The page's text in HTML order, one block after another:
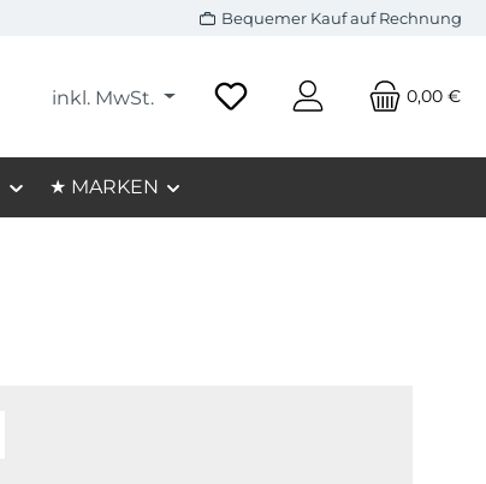
Bequemer Kauf auf Rechnung
inkl. MwSt. 0,00 €
★ MARKEN